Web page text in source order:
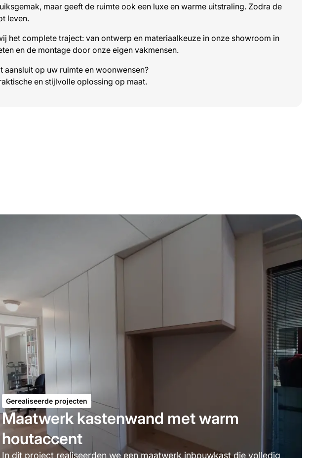
maar geeft de ruimte ook een luxe en warme uitstraling. Zodra de
leven.
het complete traject: van ontwerp en materiaalkeuze in onze showroom in
en de montage door onze eigen vakmensen.
op uw ruimte en woonwensen?
en stijlvolle oplossing op maat.
Gerealiseerde projecten
Maatwerk kastenwand met warm
houtaccent
In dit project realiseerden we een maatwerk inbouwkast die volledig